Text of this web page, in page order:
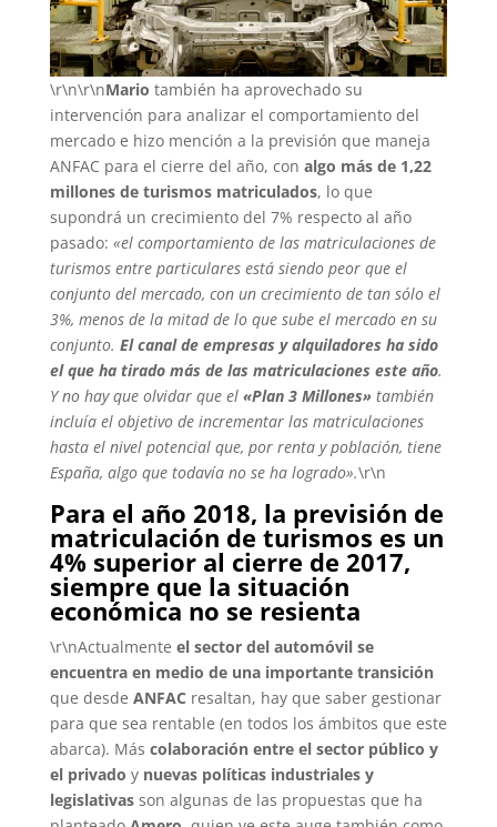
\r\n\r\nMario también ha aprovechado su
intervención para analizar el comportamiento del
mercado e hizo mención a la previsión que maneja
ANFAC para el cierre del año, con algo más de 1,22
millones de turismos matriculados, lo que
supondrá un crecimiento del 7% respecto al año
pasado: «el comportamiento de las matriculaciones de
turismos entre particulares está siendo peor que el
conjunto del mercado, con un crecimiento de tan sólo el
3%, menos de la mitad de lo que sube el mercado en su
conjunto. El canal de empresas y alquiladores ha sido
el que ha tirado más de las matriculaciones este año.
Y no hay que olvidar que el «Plan 3 Millones»también
incluía el objetivo de incrementar las matriculaciones
hasta el nivel potencial que, por renta y población, tiene
España, algo que todavía no se ha logrado».\r\n
Para el año 2018, la previsión de
matriculación de turismos es un
4% superior al cierre de 2017,
siempre que la situación
económica no se resienta
\r\nActualmente el sector del automóvil se
encuentra en medio de una importante transición
que desde ANFAC resaltan, hay que saber gestionar
para que sea rentable (en todos los ámbitos que este
abarca). Más colaboración entre el sector público y
el privado y nuevas políticas industriales y
legislativasson algunas de las propuestas que ha